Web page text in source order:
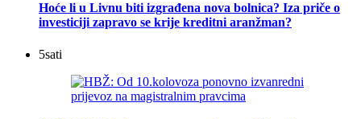
Hoće li u Livnu biti izgrađena nova bolnica? Iza priče o
investiciji zapravo se krije kreditni aranžman?
5sati